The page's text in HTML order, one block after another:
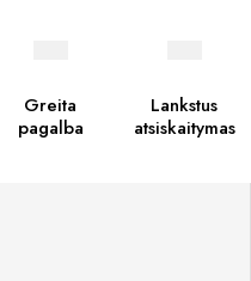
Greita
pagalba
Lankstus
atsiskaitymas